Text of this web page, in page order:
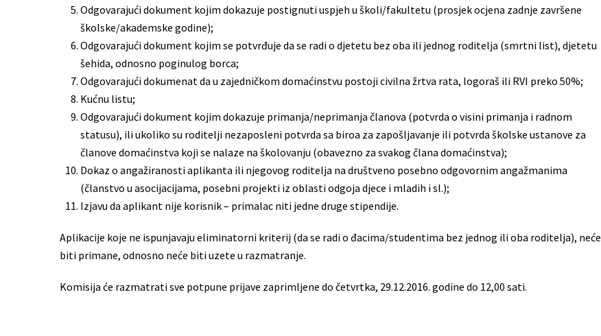
Odgovarajući dokument kojim dokazuje postignuti uspjeh u školi/fakultetu (prosjek ocjena zadnje završene
školske/akademske godine);
Odgovarajući dokument kojim se potvrđuje da se radi o djetetu bez oba ili jednog roditelja (smrtni list), djetetu
šehida, odnosno poginulog borca;
Odgovarajući dokumenat da u zajedničkom domaćinstvu postoji civilna žrtva rata, logoraš ili RVI preko 50%;
Kućnu listu;
Odgovarajući dokument kojim dokazuje primanja/neprimanja članova (potvrda o visini primanja i radnom
statusu), ili ukoliko su roditelji nezaposleni potvrda sa biroa za zapošljavanje ili potvrda školske ustanove za
članove domaćinstva koji se nalaze na školovanju (obavezno za svakog člana domaćinstva);
Dokaz o angažiranosti aplikanta ili njegovog roditelja na društveno posebno odgovornim angažmanima
(članstvo u asocijacijama, posebni projekti iz oblasti odgoja djece i mladih i sl.);
Izjavu da aplikant nije korisnik – primalac niti jedne druge stipendije.
Aplikacije koje ne ispunjavaju eliminatorni kriterij (da se radi o đacima/studentima bez jednog ili oba roditelja), neće
biti primane, odnosno neće biti uzete u razmatranje.
Komisija će razmatrati sve potpune prijave zaprimljene do četvrtka, 29.12.2016. godine do 12,00 sati.